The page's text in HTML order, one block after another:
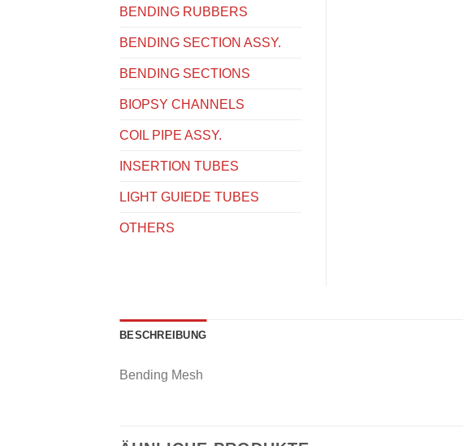
BENDING RUBBERS
BENDING SECTION ASSY.
BENDING SECTIONS
BIOPSY CHANNELS
COIL PIPE ASSY.
INSERTION TUBES
LIGHT GUIEDE TUBES
OTHERS
BESCHREIBUNG
Bending Mesh